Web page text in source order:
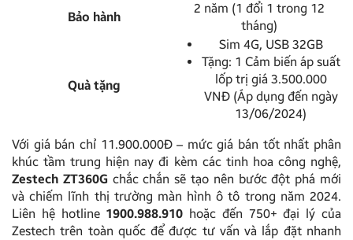
Bảo hành
2 năm (1 đổi 1 trong 12
tháng)
Quà tặng
Sim 4G, USB 32GB
Tặng: 1 Cảm biến áp suất
lốp trị giá 3.500.000
VNĐ (Áp dụng đến ngày
13/06/2024)
Với giá bán chỉ 11.900.000Đ – mức giá bán tốt nhất phân
khúc tầm trung hiện nay đi kèm các tinh hoa công nghệ,
Zestech ZT360Gchắc chắn sẽ tạo nên bước đột phá mới
và chiếm lĩnh thị trường màn hình ô tô trong năm 2024.
Liên hệ hotline 1900.988.910 hoặc đến 750+ đại lý của
Zestech trên toàn quốc để được tư vấn và lắp đặt nhanh